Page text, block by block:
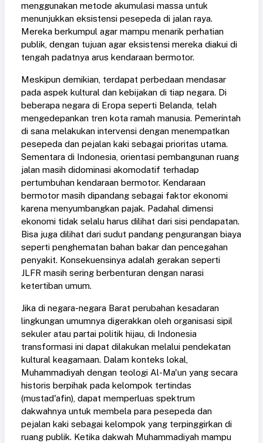
menggunakan metode akumulasi massa untuk
menunjukkan eksistensi pesepeda di jalan raya.
Mereka berkumpul agar mampu menarik perhatian
publik, dengan tujuan agar eksistensi mereka diakui di
tengah padatnya arus kendaraan bermotor.
Meskipun demikian, terdapat perbedaan mendasar
pada aspek kultural dan kebijakan di tiap negara. Di
beberapa negara di Eropa seperti Belanda, telah
mengedepankan tren kota ramah manusia. Pemerintah
di sana melakukan intervensi dengan menempatkan
pesepeda dan pejalan kaki sebagai prioritas utama.
Sementara di Indonesia, orientasi pembangunan ruang
jalan masih didominasi akomodatif terhadap
pertumbuhan kendaraan bermotor. Kendaraan
bermotor masih dipandang sebagai faktor ekonomi
karena menyumbangkan pajak. Padahal dimensi
ekonomi tidak selalu harus dilihat dari sisi pendapatan.
Bisa juga dilihat dari sudut pandang pengurangan biaya
seperti penghematan bahan bakar dan pencegahan
penyakit. Konsekuensinya adalah gerakan seperti
JLFR masih sering berbenturan dengan narasi
ketertiban umum.
Jika di negara-negara Barat perubahan kesadaran
lingkungan umumnya digerakkan oleh organisasi sipil
sekuler atau partai politik hijau, di Indonesia
transformasi ini dapat dilakukan melalui pendekatan
kultural keagamaan. Dalam konteks lokal,
Muhammadiyah dengan teologi Al-Ma'un yang secara
historis berpihak pada kelompok tertindas
(mustad'afin), dapat memperluas spektrum
dakwahnya untuk membela para pesepeda dan
pejalan kaki sebagai kelompok yang terpinggirkan di
ruang publik. Ketika dakwah Muhammadiyah mampu